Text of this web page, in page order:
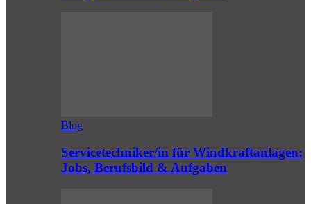
Blog
Servicetechniker/in für Windkraftanlagen:
Jobs, Berufsbild & Aufgaben